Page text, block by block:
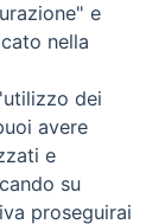
Piazza Raffaello
e
nella
dei
avere
e
su
proseguirai